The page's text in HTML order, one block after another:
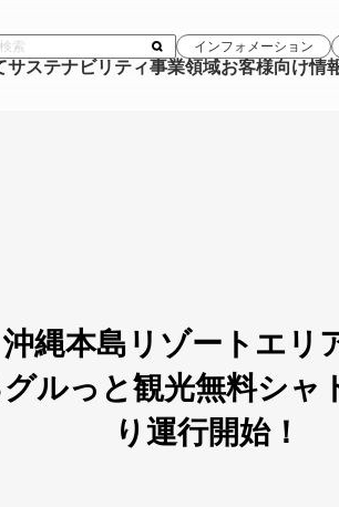
インフォメーション
サステナビリティ事業領域お客様向け情
縄本島リゾートエリ
ルっと観光無料シャ
り運行開始！